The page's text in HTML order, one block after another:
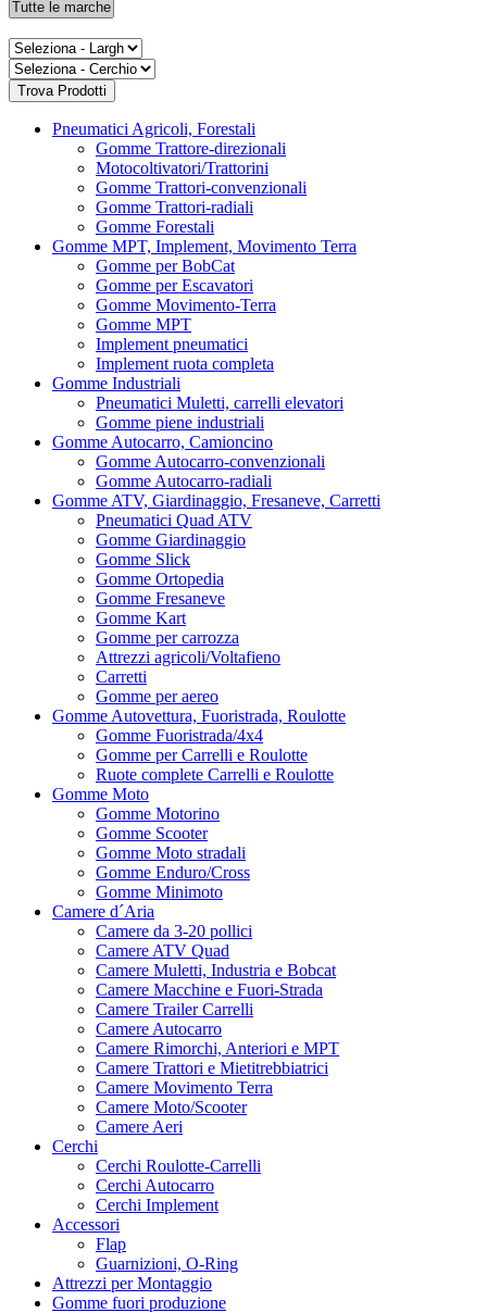
Pneumatici Agricoli, Forestali
Gomme Trattore-direzionali
Motocoltivatori/Trattorini
Gomme Trattori-convenzionali
Gomme Trattori-radiali
Gomme Forestali
Gomme MPT, Implement, Movimento Terra
Gomme per BobCat
Gomme per Escavatori
Gomme Movimento-Terra
Gomme MPT
Implement pneumatici
Implement ruota completa
Gomme Industriali
Pneumatici Muletti, carrelli elevatori
Gomme piene industriali
Gomme Autocarro, Camioncino
Gomme Autocarro-convenzionali
Gomme Autocarro-radiali
Gomme ATV, Giardinaggio, Fresaneve, Carretti
Pneumatici Quad ATV
Gomme Giardinaggio
Gomme Slick
Gomme Ortopedia
Gomme Fresaneve
Gomme Kart
Gomme per carrozza
Attrezzi agricoli/Voltafieno
Carretti
Gomme per aereo
Gomme Autovettura, Fuoristrada, Roulotte
Gomme Fuoristrada/4x4
Gomme per Carrelli e Roulotte
Ruote complete Carrelli e Roulotte
Gomme Moto
Gomme Motorino
Gomme Scooter
Gomme Moto stradali
Gomme Enduro/Cross
Gomme Minimoto
Camere d´Aria
Camere da 3-20 pollici
Camere ATV Quad
Camere Muletti, Industria e Bobcat
Camere Macchine e Fuori-Strada
Camere Trailer Carrelli
Camere Autocarro
Camere Rimorchi, Anteriori e MPT
Camere Trattori e Mietitrebbiatrici
Camere Movimento Terra
Camere Moto/Scooter
Camere Aeri
Cerchi
Cerchi Roulotte-Carrelli
Cerchi Autocarro
Cerchi Implement
Accessori
Flap
Guarnizioni, O-Ring
Attrezzi per Montaggio
Gomme fuori produzione